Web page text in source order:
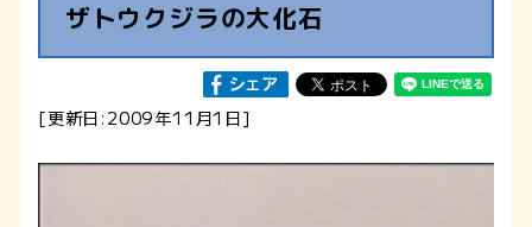
ザトウクジラの大化石
[更新日:2009年11月1日]